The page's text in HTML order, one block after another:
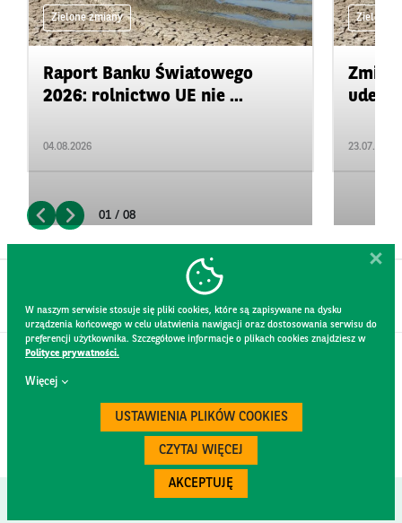
Zielone zmiany
Raport Banku Światowego
2026: rolnictwo UE nie ...
04.08.2026
Zielone
23.07.2026
01 / 08
W naszym serwisie stosuje się pliki cookies, które są zapisywane na dysku
urządzenia końcowego w celu ułatwienia nawigacji oraz dostosowania serwisu do
preferencji użytkownika. Szczegółowe informacje o plikach cookies znajdziesz w
Polityce prywatności.
Więcej
USTAWIENIA PLIKÓW COOKIES
CZYTAJ WIĘCEJ
AKCEPTUJĘ
KONTAKT
REGULAMIN STRONY
POLITYKA PRYWATNOŚCI